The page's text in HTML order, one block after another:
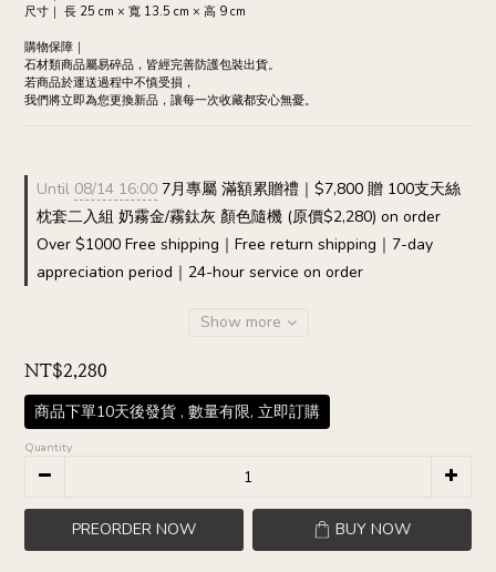
尺寸｜ 長 25 cm × 寬 13.5 cm × 高 9 cm
購物保障｜
石材類商品屬易碎品，皆經完善防護包裝出貨。
若商品於運送過程中不慎受損，
我們將立即為您更換新品，讓每一次收藏都安心無憂。
Until 08/14 16:00 7月專屬 滿額累贈禮｜$7,800 贈 100支天絲
枕套二入組 奶霧金/霧鈦灰 顏色隨機 (原價$2,280) on order
Over $1000 Free shipping｜Free return shipping｜7-day
appreciation period｜24-hour service on order
Show more
NT$2,280
商品下單10天後發貨 , 數量有限, 立即訂購
Quantity
PREORDER NOW BUY NOW